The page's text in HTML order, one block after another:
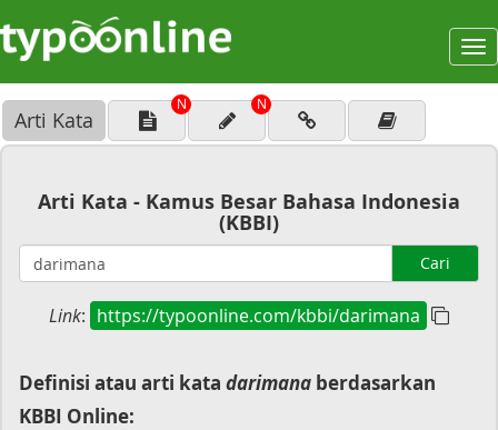
Arti Kata
N N
Arti Kata - Kamus Besar Bahasa Indonesia
(KBBI)
Cari
Link: https://typoonline.com/kbbi/darimana
Definisi atau arti kata darimana berdasarkan
KBBI Online: